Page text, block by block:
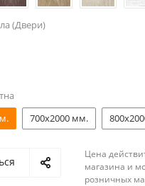
(Двери)
700x2000 мм.
Цена
магазина и
розничных